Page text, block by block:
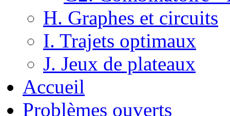
H. Graphes et circuits
I. Trajets optimaux
J. Jeux de plateaux
Accueil
Problèmes ouverts